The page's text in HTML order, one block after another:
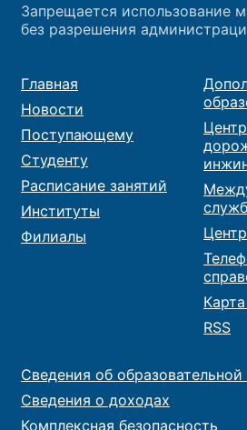
Запрещается использование
без разрешения
Главная
Новости
Поступающему
Студенту
Расписание занятий
Институты
Филиалы
RSS
Сведения об образовательной
Сведения о доходах
Комплексная безопасность